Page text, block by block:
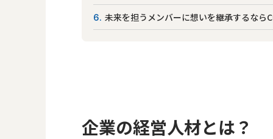
6 未来を担うメンバーに想いを継承するなら
企業の経営人材とは？